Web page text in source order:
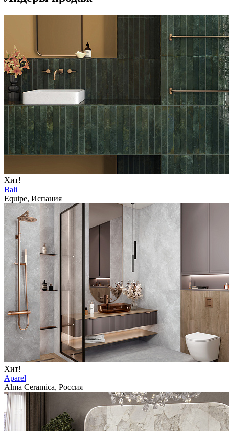
Хит!
Bali
Equipe, Испания
Хит!
Aparel
Alma Ceramica, Россия